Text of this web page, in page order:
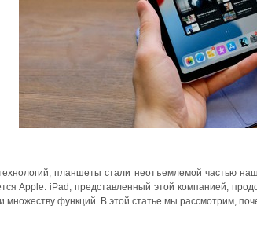
планшеты стали неотъемлемой частью
Apple. iPad, представленный этой компанией,
множеству функций. В этой статье мы рассмотрим,